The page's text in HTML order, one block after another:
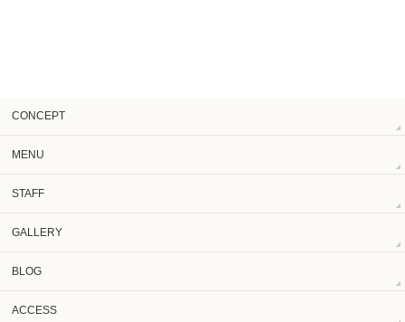
CONCEPT
MENU
STAFF
GALLERY
BLOG
ACCESS